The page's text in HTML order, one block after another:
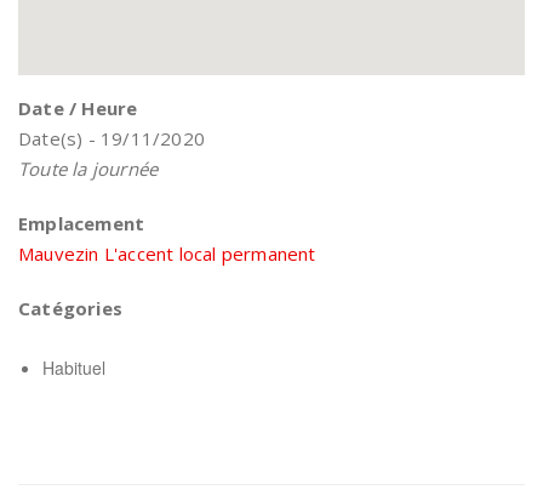
Date / Heure
Date(s) - 19/11/2020
Toute la journée
Emplacement
Mauvezin L'accent local permanent
Catégories
Habituel